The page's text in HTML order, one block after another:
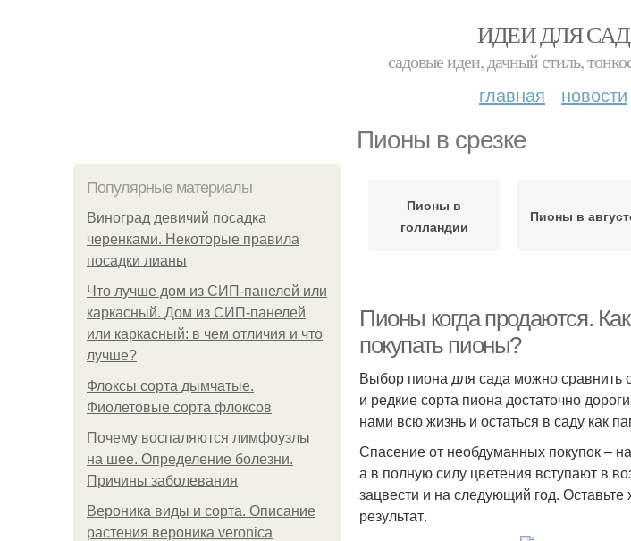
ИДЕИ ДЛЯ
садовые идеи, дачный стиль,
главная новости
Пионы в срезке
Популярные материалы
Виноград девичий посадка
черенками. Некоторые правила
посадки лианы
Что лучше дом из СИП-панелей или
каркасный. Дом из СИП-панелей
или каркасный: в чем отличия и что
лучше?
Флоксы сорта дымчатые.
Фиолетовые сорта флоксов
Почему воспаляются лимфоузлы
на шее. Определение болезни.
Причины заболевания
Вероника виды и сорта. Описание
растения вероника veronica
Пионы в
голландии
Пионы в
Пионы когда продаются.
покупать пионы?
Выбор пиона для сада можно сравнить
и редкие сорта пиона достаточно
нами всю жизнь и остаться в саду как
Спасение от необдуманных покупок –
а в полную силу цветения вступают в
зацвести и на следующий год. Оставьте
результат.